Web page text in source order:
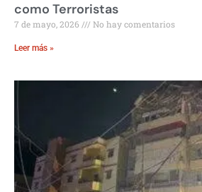
como Terroristas
7 de mayo, 2026 No hay comentarios
Leer más »